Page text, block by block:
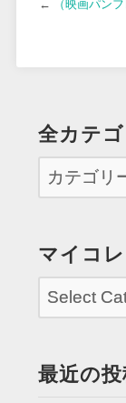
←
（映画パン
全カテ
マイコ
最近の投